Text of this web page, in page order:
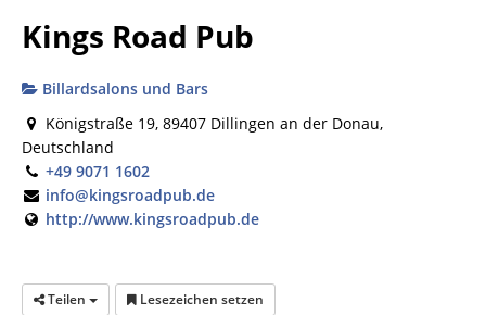
Kings Road Pub
Billardsalons und Bars
Königstraße 19, 89407 Dillingen an der Donau,
Deutschland
+49 9071 1602
info@kingsroadpub.de
http://www.kingsroadpub.de
Teilen Lesezeichen setzen